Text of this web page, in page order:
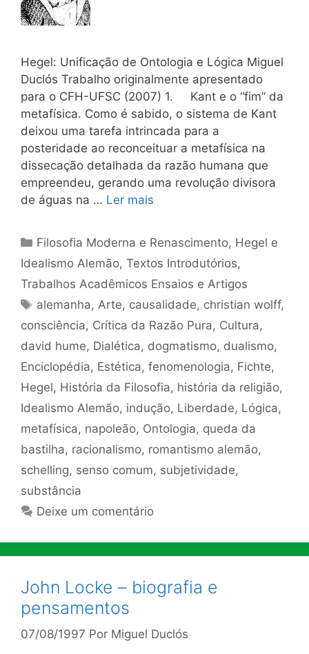
Hegel: Unificação de Ontologia e Lógica Miguel
Duclós Trabalho originalmente apresentado
para o CFH-UFSC (2007) 1. Kant e o “fim” da
metafísica. Como é sabido, o sistema de Kant
deixou uma tarefa intrincada para a
posteridade ao reconceituar a metafísica na
dissecação detalhada da razão humana que
empreendeu, gerando uma revolução divisora
de águas na … Ler mais
Categorias
Filosofia Moderna e Renascimento, Hegel e
Idealismo Alemão, Textos Introdutórios,
Trabalhos Acadêmicos Ensaios e Artigos
Tags
alemanha, Arte, causalidade, christian wolff,
consciência, Crítica da Razão Pura, Cultura,
david hume, Dialética, dogmatismo, dualismo,
Enciclopédia, Estética, fenomenologia, Fichte,
Hegel, História da Filosofia, história da religião,
Idealismo Alemão, indução, Liberdade, Lógica,
metafísica, napoleão, Ontologia, queda da
bastilha, racionalismo, romantismo alemão,
schelling, senso comum, subjetividade,
substância
Deixe um comentário
John Locke – biografia e
pensamentos
07/08/1997 Por Miguel Duclós